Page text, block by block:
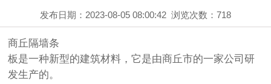
发布日期：2023-08-05 08:00:42 浏览次数：718
商丘隔墙条
板是一种新型的建筑材料，它是由商丘市的一家公司研
发生产的。